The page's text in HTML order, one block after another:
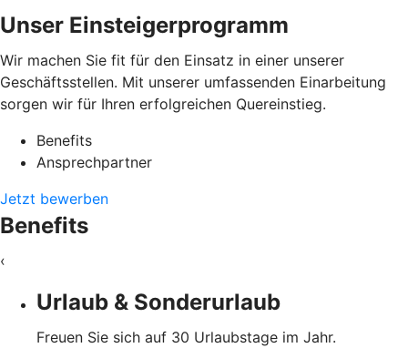
Unser Einsteigerprogramm
Wir machen Sie fit für den Einsatz in einer unserer
Geschäftsstellen. Mit unserer umfassenden Einarbeitung
sorgen wir für Ihren erfolgreichen Quereinstieg.
Benefits
Ansprechpartner
Jetzt bewerben
Benefits
‹
Urlaub & Sonderurlaub
Freuen Sie sich auf 30 Urlaubstage im Jahr.